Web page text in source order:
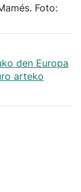
Foto:
den Europa
arteko